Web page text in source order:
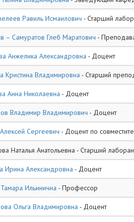
Равиль Исмаилович - Старший
– Самуратов Глеб Маратович -
Анжелика Александровна - Доцент
Кристина Владимировна - Старший
Анна Николаевна - Доцент
Владимир Владимирович - Доцент
Сергеевич - Доцент по
Наталья Анатольевна - Старший
Ирина Александровна - Доцент
Ильинична - Профессор
Ольга Владимировна - Доцент